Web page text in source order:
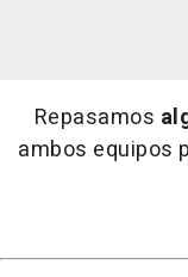
Repasamos
ambos equipos